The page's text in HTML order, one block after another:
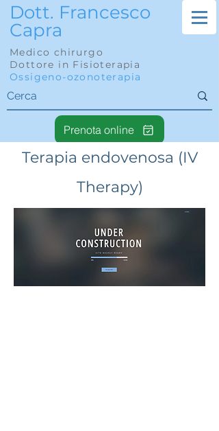
Dott. Francesco
Capra
Medico chirurgo
Dottore in Fisioterapia
Ossigeno-ozonoterapia
Prenota online
Terapia endovenosa (IV
Therapy)